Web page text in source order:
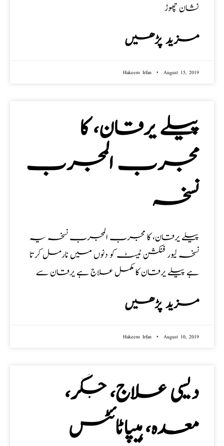
نشان چھوڑ
مزید پڑھیں
Hakeem Irfan August 15, 2019
پیلے یرقان، کا
مجرب المجرب
نسخہ
پیلے یرقان، کا مجرب المجرب نسخہ یہ
نسخہ لیور فنکشن ٹیسٹ کو دنوں میں نارمل کرتا
ہے پیلے یرقان کا مکمل علاج ہے یرقان سے
مزید پڑھیں
Hakeem Irfan August 10, 2019
دیسی علاج، جگر،
معدہ، ہیپاٹائٹس